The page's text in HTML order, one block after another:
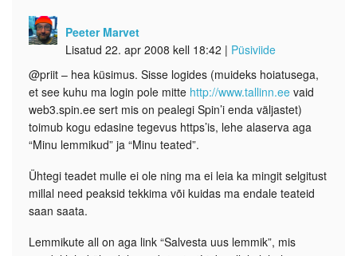
Peeter Marvet
Lisatud 22. apr 2008 kell 18:42 | Püsiviide
@priit – hea küsimus. Sisse logides (muideks hoiatusega,
et see kuhu ma login pole mitte http://www.tallinn.ee vaid
web3.spin.ee sert mis on pealegi Spin’i enda väljastet)
toimub kogu edasine tegevus https’is, lehe alaserva aga
“Minu lemmikud” ja “Minu teated”.
Ühtegi teadet mulle ei ole ning ma ei leia ka mingit selgitust
millal need peaksid tekkima või kuidas ma endale teateid
saan saata.
Lemmikute all on aga link “Salvesta uus lemmik”, mis